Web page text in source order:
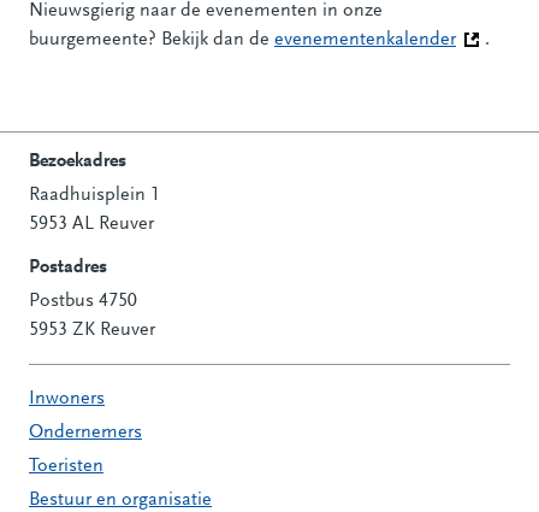
Nieuwsgierig naar de evenementen in onze
buurgemeente? Bekijk dan de evenementenkalender(Deze
.
Contactinformatie
Bezoekadres
Raadhuisplein 1
5953 AL Reuver
Postadres
Postbus 4750
5953 ZK Reuver
Inwoners
Ondernemers
Toeristen
Bestuur en organisatie